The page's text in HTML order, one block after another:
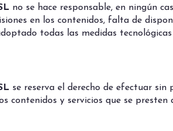
no se hace responsable, en ningún
en los contenidos, falta de
todas las medidas
se reserva el derecho de efectuar
contenidos y servicios que se